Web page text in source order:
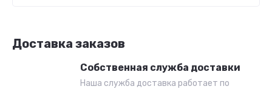
Доставка заказов
Собственная служба доставки
Наша служба доставка работает по